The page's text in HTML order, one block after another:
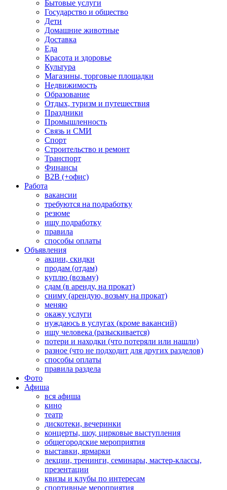
Бытовые услуги
Государство и общество
Дети
Домашние животные
Доставка
Еда
Красота и здоровье
Культура
Магазины, торговые площадки
Недвижимость
Образование
Отдых, туризм и путешествия
Праздники
Промышленность
Связь и СМИ
Спорт
Строительство и ремонт
Транспорт
Финансы
B2B (+офис)
Работа
вакансии
требуются на подработку
резюме
ищу подработку
правила
способы оплаты
Объявления
акции, скидки
продам (отдам)
куплю (возьму)
сдам (в аренду, на прокат)
сниму (арендую, возьму на прокат)
меняю
окажу услуги
нуждаюсь в услугах (кроме вакансий)
ищу человека (разыскивается)
потери и находки (что потеряли или нашли)
разное (что не подходит для других разделов)
способы оплаты
правила раздела
Фото
Афиша
вся афиша
кино
театр
дискотеки, вечеринки
концерты, шоу, цирковые выступления
общегородские мероприятия
выставки, ярмарки
лекции, тренинги, семинары, мастер-классы,
презентации
квизы и клубы по интересам
спортивные мероприятия